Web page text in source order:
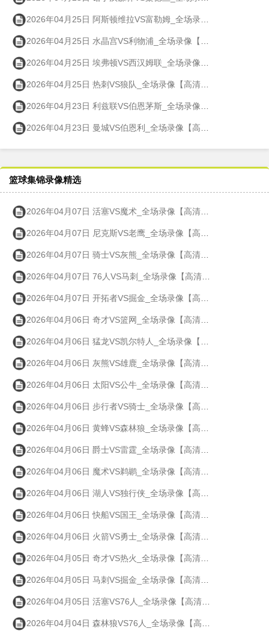
2026年04月25日 阿斯顿维拉VS富勒姆_全场录像【高清回放】
2026年04月25日 水晶宫VS利物浦_全场录像【高清回放】
2026年04月25日 埃弗顿VS西汉姆联_全场录像【高清回放】
2026年04月25日 热刺VS狼队_全场录像【高清回放】
2026年04月23日 利兹联VS伯恩茅斯_全场录像【高清回放】
2026年04月23日 曼城VS伯恩利_全场录像【高清回放】
篮球集锦录像精选
2026年04月07日 活塞VS魔术_全场录像【高清回放】
2026年04月07日 尼克斯VS老鹰_全场录像【高清回放】
2026年04月07日 骑士VS灰熊_全场录像【高清回放】
2026年04月07日 76人VS马刺_全场录像【高清回放】
2026年04月07日 开拓者VS掘金_全场录像【高清回放】
2026年04月06日 奇才VS篮网_全场录像【高清回放】
2026年04月06日 猛龙VS凯尔特人_全场录像【高清回放】
2026年04月06日 灰熊VS雄鹿_全场录像【高清回放】
2026年04月06日 太阳VS公牛_全场录像【高清回放】
2026年04月06日 步行者VS骑士_全场录像【高清回放】
2026年04月06日 黄蜂VS森林狼_全场录像【高清回放】
2026年04月06日 爵士VS雷霆_全场录像【高清回放】
2026年04月06日 魔术VS鹈鹕_全场录像【高清回放】
2026年04月06日 湖人VS独行侠_全场录像【高清回放】
2026年04月06日 快船VS国王_全场录像【高清回放】
2026年04月06日 火箭VS勇士_全场录像【高清回放】
2026年04月05日 奇才VS热火_全场录像【高清回放】
2026年04月05日 马刺VS掘金_全场录像【高清回放】
2026年04月05日 活塞VS76人_全场录像【高清回放】
2026年04月04日 森林狼VS76人_全场录像【高清回放】